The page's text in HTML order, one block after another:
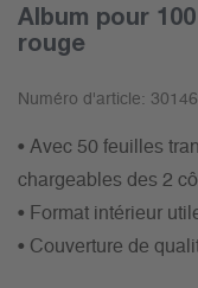
Album pour
rouge
Numéro d'article:
• Avec 50 feuilles
chargeables des 2
• Format intérieur
• Couverture de